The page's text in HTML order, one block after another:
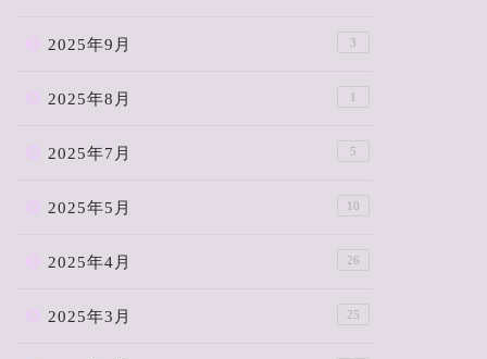
2025年9月 3
2025年8月 1
2025年7月 5
2025年5月 10
2025年4月 26
2025年3月 25